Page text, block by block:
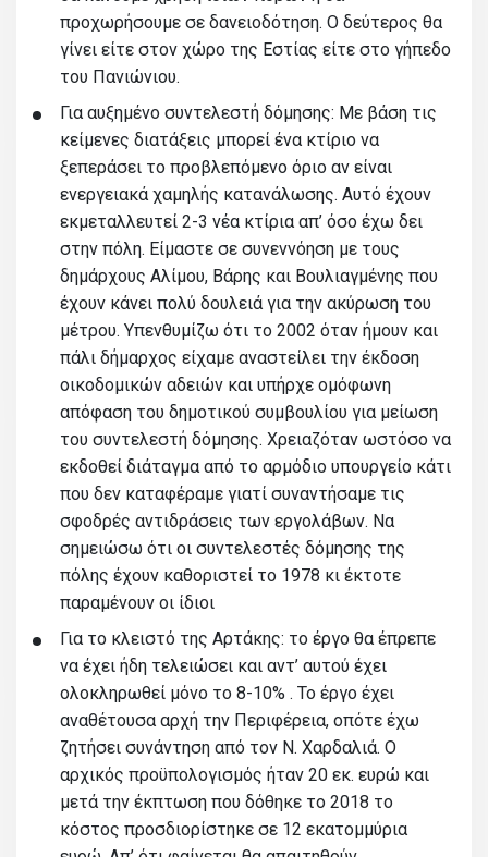
προχωρήσουμε σε δανειοδότηση. Ο δεύτερος θα
γίνει είτε στον χώρο της Εστίας είτε στο γήπεδο
του Πανιώνιου.
Για αυξημένο συντελεστή δόμησης: Με βάση τις
κείμενες διατάξεις μπορεί ένα κτίριο να
ξεπεράσει το προβλεπόμενο όριο αν είναι
ενεργειακά χαμηλής κατανάλωσης. Αυτό έχουν
εκμεταλλευτεί 2-3 νέα κτίρια απ’ όσο έχω δει
στην πόλη. Είμαστε σε συνεννόηση με τους
δημάρχους Αλίμου, Βάρης και Βουλιαγμένης που
έχουν κάνει πολύ δουλειά για την ακύρωση του
μέτρου. Υπενθυμίζω ότι το 2002 όταν ήμουν και
πάλι δήμαρχος είχαμε αναστείλει την έκδοση
οικοδομικών αδειών και υπήρχε ομόφωνη
απόφαση του δημοτικού συμβουλίου για μείωση
του συντελεστή δόμησης. Χρειαζόταν ωστόσο να
εκδοθεί διάταγμα από το αρμόδιο υπουργείο κάτι
που δεν καταφέραμε γιατί συναντήσαμε τις
σφοδρές αντιδράσεις των εργολάβων. Να
σημειώσω ότι οι συντελεστές δόμησης της
πόλης έχουν καθοριστεί το 1978 κι έκτοτε
παραμένουν οι ίδιοι
Για το κλειστό της Αρτάκης: το έργο θα έπρεπε
να έχει ήδη τελειώσει και αντ’ αυτού έχει
ολοκληρωθεί μόνο το 8-10% . Το έργο έχει
αναθέτουσα αρχή την Περιφέρεια, οπότε έχω
ζητήσει συνάντηση από τον Ν. Χαρδαλιά. Ο
αρχικός προϋπολογισμός ήταν 20 εκ. ευρώ και
μετά την έκπτωση που δόθηκε το 2018 το
κόστος προσδιορίστηκε σε 12 εκατομμύρια